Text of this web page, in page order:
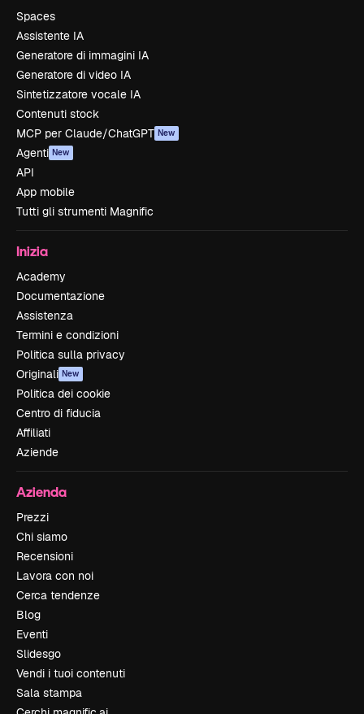
Spaces
Assistente IA
Generatore di immagini IA
Generatore di video IA
Sintetizzatore vocale IA
Contenuti stock
MCP per Claude/ChatGPT New
Agenti New
API
App mobile
Tutti gli strumenti Magnific
Inizia
Academy
Documentazione
Assistenza
Termini e condizioni
Politica sulla privacy
Originali New
Politica dei cookie
Centro di fiducia
Affiliati
Aziende
Azienda
Prezzi
Chi siamo
Recensioni
Lavora con noi
Cerca tendenze
Blog
Eventi
Slidesgo
Vendi i tuoi contenuti
Sala stampa